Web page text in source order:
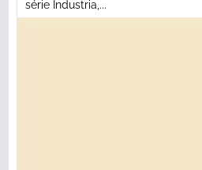
série Industria,...